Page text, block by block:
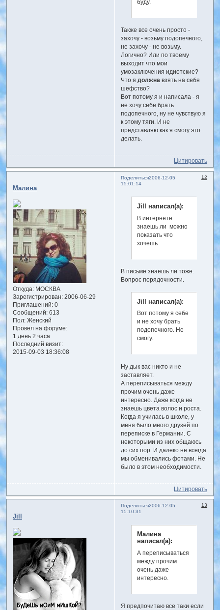
буду.
Также все очень просто -
захочу - возьму подопечного,
не захочу - не возьму.
Логично? Или по твоему
выходит что мои
умозаключения идиотские?
Что я должна взять на себя
шефство?
Вот потому я и написала - я
не хочу себе брать
подопечного, ну не чувствую я
к этому тяги. И не
представляю как я смогу это
делать.
Цитировать
Поделиться 12
2006-12-05
15:01:14
Малина
Откуда:МОСКВА
Зарегистрирован: 2006-06-29
Приглашений:0
Сообщений:613
Пол:Женский
Провел на форуме:
1 день 2 часа
Последний визит:
2015-09-03 18:36:08
Jill написал(а):
В интернете
знаешь ли можно
показать что
хочешь
В письме знаешь ли тоже.
Вопрос порядочности.
Jill написал(а):
Вот потому я себе
и не хочу брать
подопечного. Не
смогу.
Ну дык вас никто и не
заставляет.
А переписываться между
прочим очень даже
интересно. Даже когда не
знаешь цвета волос и роста.
Когда я училась в школе, у
меня было много друзей по
переписке в Германии. С
некоторыми из них общаюсь
до сих пор. И далеко не всегда
мы обменивались фотами. Не
было в этом необходимости.
Цитировать
Поделиться 13
2006-12-05
15:10:31
Jill
Малина
написал(а):
А переписываться
между прочим
очень даже
интересно.
Я предпочитаю все таки если